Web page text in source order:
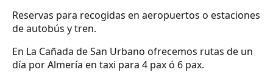
Reservas para recogidas en aeropuertos o estaciones
de autobús y tren.
En La Cañada de San Urbano ofrecemos rutas de un
día por Almería en taxi para 4 pax ó 6 pax.